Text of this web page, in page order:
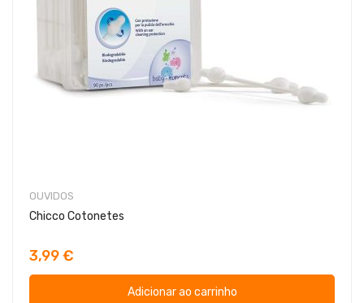
OUVIDOS
Chicco Cotonetes
3,99 €
Adicionar ao carrinho